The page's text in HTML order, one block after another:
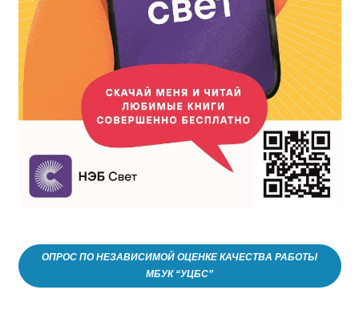
ОПРОС ПО НЕЗАВИСИМОЙ ОЦЕНКЕ КАЧЕСТВА РАБОТЫ
МБУК “УЦБС”